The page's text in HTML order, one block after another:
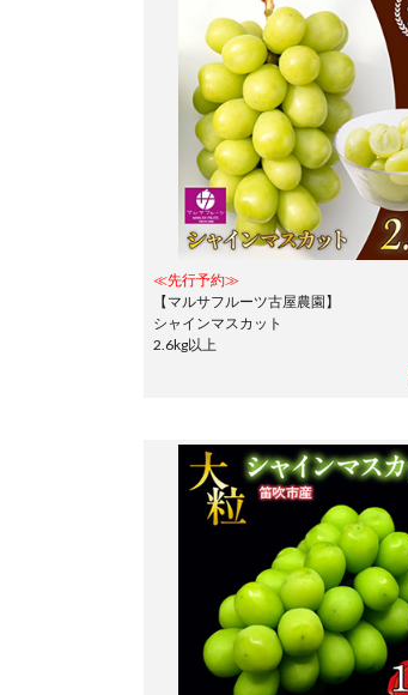
≪先行予約≫
【マルサフルーツ古屋農園】
シャインマスカット
2.6kg以上